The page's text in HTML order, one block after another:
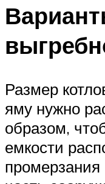
Размер
яму нужно
образом,
емкости
промерзания